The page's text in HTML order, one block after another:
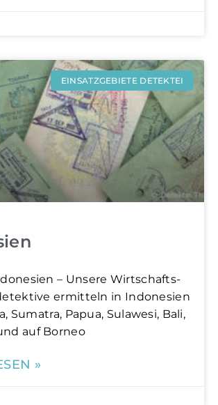
EINSATZGEBIETE DETEKTEI
– Unsere Wirtschafts-
ermitteln in Indonesien
Sumatra, Papua, Sulawesi, Bali,
auf Borneo
»